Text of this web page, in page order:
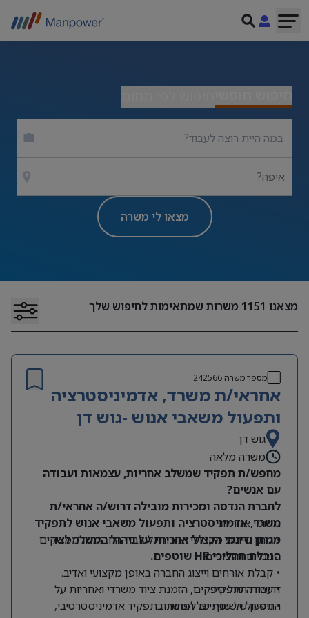
איפה?
מצאו לי משרה
מצאנו 1151 משרות שמתאימות לחיפוש שלך
מספר משרה242566
אחראי/ת משרד, אדמיניסטרציה
ותפעול משאבי אנוש -גוש דן
גוש דן
משרה מלאה
מחפש/ת תפקיד שמשלב אחריות, עצמאות ועבודה
עם אנשים?
לחברת הנדסה ומכירות מובילה דרוש/ה אחראי/ת
משרד, אדמיניסטרציה ותפעול משאבי אנוש לתפקיד
מגוון ודינמי הכולל אחריות על ניהול המשרד לצד
הובלת תהליכי HR שוטפים.
תחומי אחריות:
• מתן שירות מקצועי ואיכותי לעובדי החברה ולממשקים
פנימיים וחיצוניים.
• קבלת אורחים וייצוג החברה באופן מקצועי ואדיב.
• עבודה מול ספקים, הזמנת ציוד משרדי ואחריות על
התפעול השוטף של המשרד.
דרישות התפקיד:
• ניסיון של שנתיים לפחות בתפקיד אדמיניסטרטיבי,